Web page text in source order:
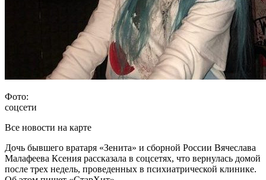
Фото:
соцсети
Все новости на карте
Дочь бывшего вратаря «Зенита» и сборной России Вячеслава
Малафеева Ксения рассказала в соцсетях, что вернулась домой
после трех недель, проведенных в психиатрической клинике.